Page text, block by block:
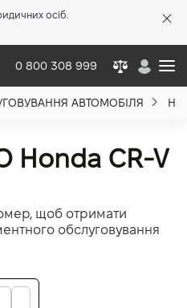
осіб.
0 800 308 999
АВТОМОБІЛЯ
Honda CR-V
щоб отримати
обслуговування